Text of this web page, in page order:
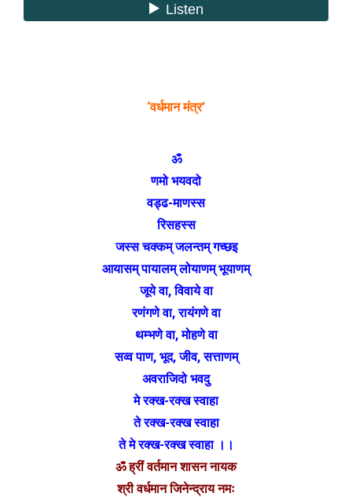
‘वर्धमान मंत्र’
ॐ
णमो भयवदो
वड्ढ-माणस्स
रिसहस्स
जस्स चक्कम् जलन्तम्‌ गच्छइ
आयासम् पायालम् लोयाणम् भूयाणम्
जूये वा, विवाये वा
रणंगणे वा, रायंगणे वा
थम्भणे वा, मोहणे वा
सव्व पाण, भूद, जीव, सत्ताणम्
अवराजिदो भवदु
मे रक्ख-रक्ख स्वाहा
ते रक्ख-रक्ख स्वाहा
ते मे रक्ख-रक्ख स्वाहा ।।
ॐ ह्रीं वर्तमान शासन नायक
श्री वर्धमान जिनेन्द्राय नमः